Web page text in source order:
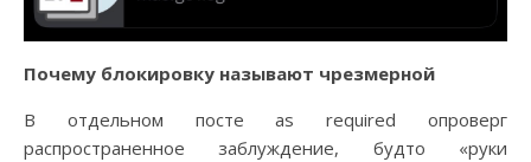
Почему блокировку называют чрезмерной
В отдельном посте as required опроверг
распространенное заблуждение, будто «руки